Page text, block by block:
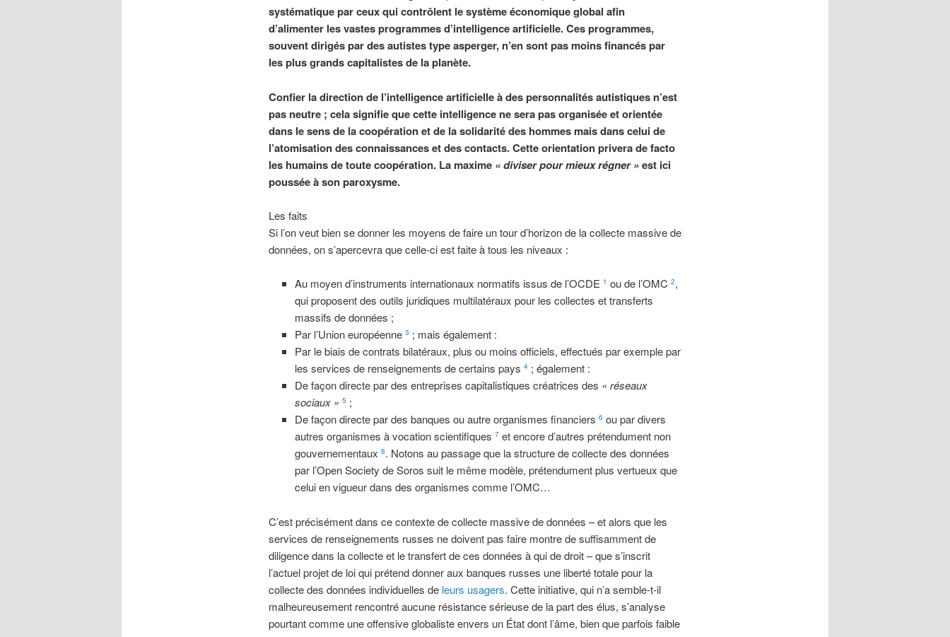
systématique par ceux qui contrôlent le système économique global afin
d’alimenter les vastes programmes d’intelligence artificielle. Ces programmes,
souvent dirigés par des autistes type asperger, n’en sont pas moins financés par
les plus grands capitalistes de la planète.
Confier la direction de l’intelligence artificielle à des personnalités autistiques n’est
pas neutre ; cela signifie que cette intelligence ne sera pas organisée et orientée
dans le sens de la coopération et de la solidarité des hommes mais dans celui de
l’atomisation des connaissances et des contacts. Cette orientation privera de facto
les humains de toute coopération. La maxime « diviser pour mieux régner »est ici
poussée à son paroxysme.
Les faits
Si l’on veut bien se donner les moyens de faire un tour d’horizon de la collecte massive de
données, on s’apercevra que celle-ci est faite à tous les niveaux :
Au moyen d’instruments internationaux normatifs issus de l’OCDE 1 ou de l’OMC2,
qui proposent des outils juridiques multilatéraux pour les collectes et transferts
massifs de données ;
Par l’Union européenne3 ; mais également :
Par le biais de contrats bilatéraux, plus ou moins officiels, effectués par exemple par
les services de renseignements de certains pays4 ; également :
De façon directe par des entreprises capitalistiques créatrices des « réseaux
sociaux » 5 ;
De façon directe par des banques ou autre organismes financiers6 ou par divers
autres organismes à vocation scientifiques7 et encore d’autres prétendument non
gouvernementaux8. Notons au passage que la structure de collecte des données
par l’Open Society de Soros suit le même modèle, prétendument plus vertueux que
celui en vigueur dans des organismes comme l’OMC…
C’est précisément dans ce contexte de collecte massive de données – et alors que les
services de renseignements russes ne doivent pas faire montre de suffisamment de
diligence dans la collecte et le transfert de ces données à qui de droit – que s’inscrit
l’actuel projet de loi qui prétend donner aux banques russes une liberté totale pour la
collecte des données individuelles de leurs usagers. Cette initiative, qui n’a semble-t-il
malheureusement rencontré aucune résistance sérieuse de la part des élus, s’analyse
pourtant comme une offensive globaliste envers un État dont l’âme, bien que parfois faible